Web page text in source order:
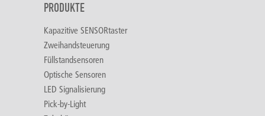
PRODUKTE
Kapazitive SENSORtaster
Zweihandsteuerung
Füllstandsensoren
Optische Sensoren
LED Signalisierung
Pick-by-Light